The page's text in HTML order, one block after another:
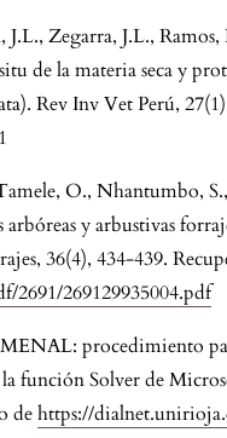
J.L., Zegarra, J.L.,
de la materia seca y
Rev Inv Vet Perú,
O., Nhantumbo,
arbóreas y arbustivas
36(4), 434-439.
269129935004.pdf
procedimiento
función Solver de
dehttps://